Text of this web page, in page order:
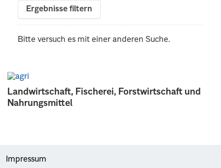
Landwirtschaft, Fischerei, Forstwirtschaft und
Nahrungsmittel
Ergebnisse filtern
Bitte versuch es mit einer anderen Suche.
Impressum